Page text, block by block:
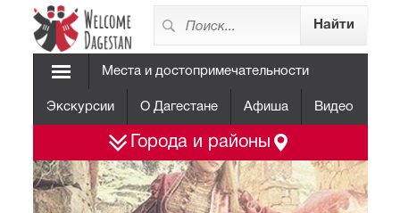
Места и достопримечательности
Экскурсии О Дагестане Афиша Видео
Города и районы